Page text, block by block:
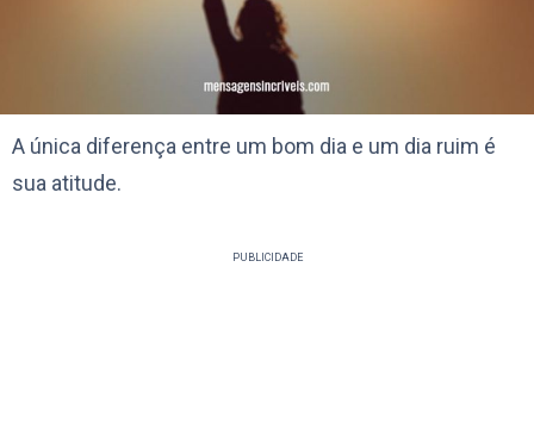
A única diferença entre um bom dia e um dia ruim é
sua atitude.
PUBLICIDADE